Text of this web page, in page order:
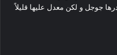
جوجل و لكن معدل عليها قليلاً